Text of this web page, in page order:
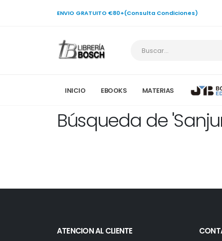
ENVIO GRATUITO €80+(Consulta Condiciones)
INICIO EBOOKS MATERIAS
Búsqueda de
ATENCION AL CLIENTE